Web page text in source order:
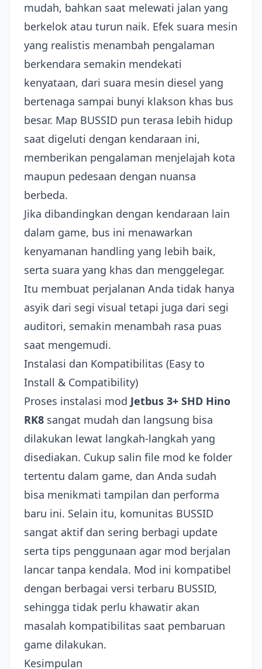
mudah, bahkan saat melewati jalan yang
berkelok atau turun naik. Efek suara mesin
yang realistis menambah pengalaman
berkendara semakin mendekati
kenyataan, dari suara mesin diesel yang
bertenaga sampai bunyi klakson khas bus
besar. Map BUSSID pun terasa lebih hidup
saat digeluti dengan kendaraan ini,
memberikan pengalaman menjelajah kota
maupun pedesaan dengan nuansa
berbeda.
Jika dibandingkan dengan kendaraan lain
dalam game, bus ini menawarkan
kenyamanan handling yang lebih baik,
serta suara yang khas dan menggelegar.
Itu membuat perjalanan Anda tidak hanya
asyik dari segi visual tetapi juga dari segi
auditori, semakin menambah rasa puas
saat mengemudi.
Instalasi dan Kompatibilitas (Easy to
Install & Compatibility)
Proses instalasi mod Jetbus 3+ SHD Hino
RK8 sangat mudah dan langsung bisa
dilakukan lewat langkah-langkah yang
disediakan. Cukup salin file mod ke folder
tertentu dalam game, dan Anda sudah
bisa menikmati tampilan dan performa
baru ini. Selain itu, komunitas BUSSID
sangat aktif dan sering berbagi update
serta tips penggunaan agar mod berjalan
lancar tanpa kendala. Mod ini kompatibel
dengan berbagai versi terbaru BUSSID,
sehingga tidak perlu khawatir akan
masalah kompatibilitas saat pembaruan
game dilakukan.
Kesimpulan